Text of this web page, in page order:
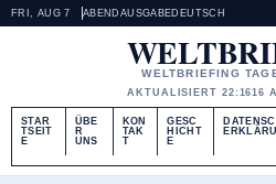
FRI, AUG 7 ABENDAUSGABEDEUTSCH
WELTBRIEFING
AKTUALISIERT 22:1616
STAR
TSEIT
E
ÜBE
R
UNS
KON
TAK
T
GESC
HICHT
E